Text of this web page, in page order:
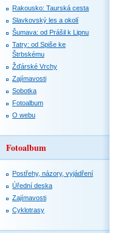
Rakousko: Taurská cesta
Slavkovský les a okolí
Šumava: od Prášil k Lipnu
Tatry: od Spiše ke
Štrbskému
Žďárské Vrchy
Zajímavosti
Sobotka
Fotoalbum
O webu
Fotoalbum
Postřehy, názory, vyjádření
Úřední deska
Zajímavosti
Cyklotrasy